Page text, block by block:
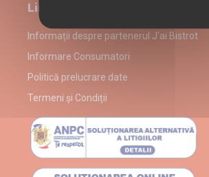
Link-uri utile
Informații despre partenerul J'ai Bistrot
Informare Consumatori
Politică prelucrare date
Termeni și Condiții